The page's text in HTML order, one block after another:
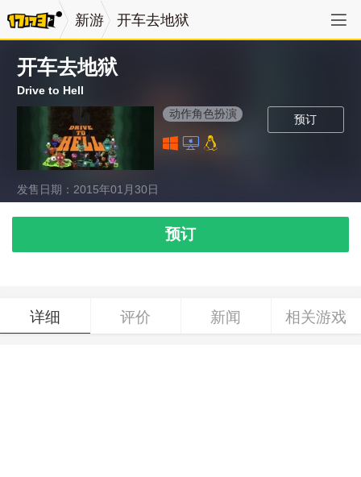
新游 开车去地狱
开车去地狱
Drive to Hell
预订
动作角色扮演
发售日期：2015年01月30日
预订
详细 评价 新闻 相关游戏